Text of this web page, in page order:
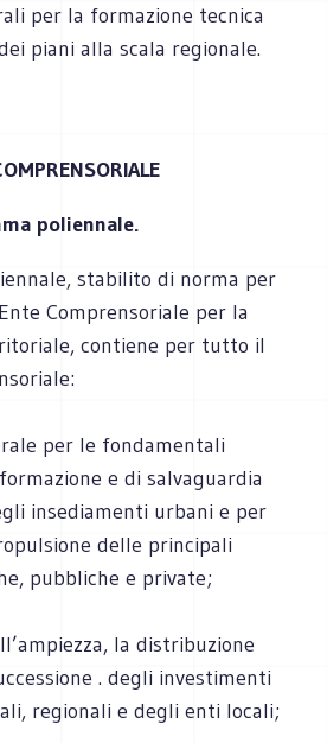
per la formazione tecnica
piani alla scala regionale.
poliennale.
stabilito di norma per
Comprensoriale per la
contiene per tutto il
per le fondamentali
e di salvaguardia
insediamenti urbani e per
delle principali
pubbliche e private;
la distribuzione
. degli investimenti
regionali e degli enti locali;